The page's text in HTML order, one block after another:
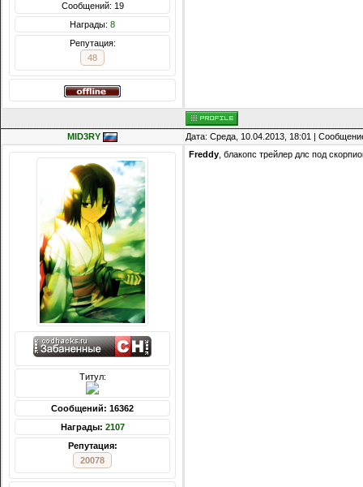
Сообщений: 19
Награды: 8
Репутация:
48
MID3RY Дата: Среда, 10.04.2013, 18:01 |
Титул:
Сообщений: 16362
Награды: 2107
Репутация:
20078
Freddy , блакопс трейлер длс под